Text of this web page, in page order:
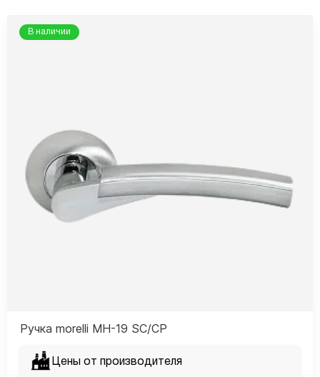
В наличии
Ручка morelli MH-19 SC/CP
Цены от производителя